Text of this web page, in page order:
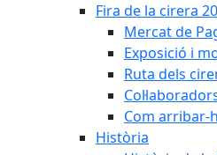
Fira de la cirera
Mercat de
Exposició i
Ruta dels
Com arribar-
Història